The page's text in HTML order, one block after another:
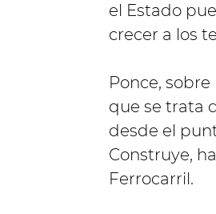
el Estado
crecer a los
Ponce,
que se trata
desde el
Construye,
Ferrocarril.